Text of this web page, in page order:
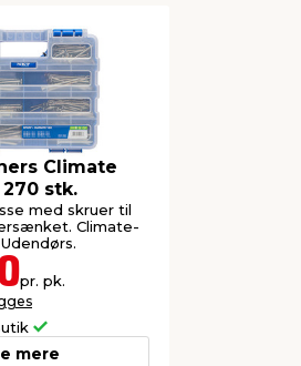
Climate
stk.
med skruer til
Climate-
pr. pk.
mere